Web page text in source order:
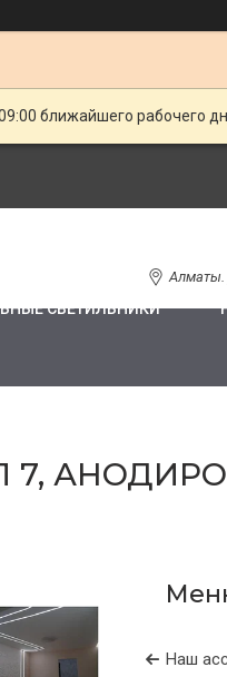
ближайшего рабочего
Алматы.
СВЕТИЛЬНИКИ
Наш